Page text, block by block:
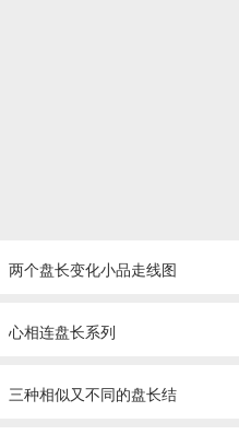
两个盘长变化小品走线图
心相连盘长系列
三种相似又不同的盘长结